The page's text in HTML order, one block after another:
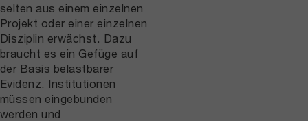
selten aus einem einzelnen
Projekt oder einer einzelnen
Disziplin erwächst. Dazu
braucht es ein Gefüge auf
der Basis belastbarer
Evidenz. Institutionen
müssen eingebunden
werden und